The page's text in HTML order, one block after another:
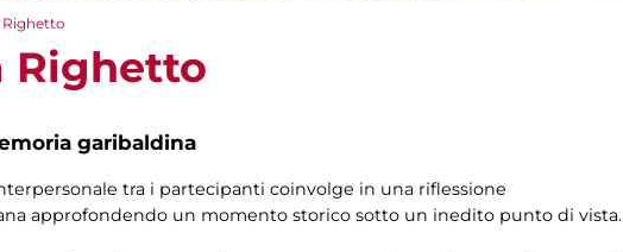
Righetto
Righetto
garibaldina
tra i partecipanti coinvolge in una riflessione
approfondendo un momento storico sotto un inedito punto di vista.